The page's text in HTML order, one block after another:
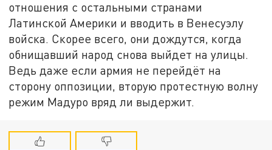
отношения с остальными странами
Латинской Америки и вводить в Венесуэлу
войска. Скорее всего, они дождутся, когда
обнищавший народ снова выйдет на улицы.
Ведь даже если армия не перейдёт на
сторону оппозиции, вторую протестную волну
режим Мадуро вряд ли выдержит.